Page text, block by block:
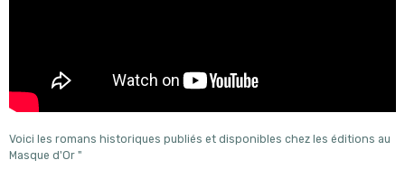
Voici les romans historiques publiés et disponibles chez les éditions au
Masque d'Or "